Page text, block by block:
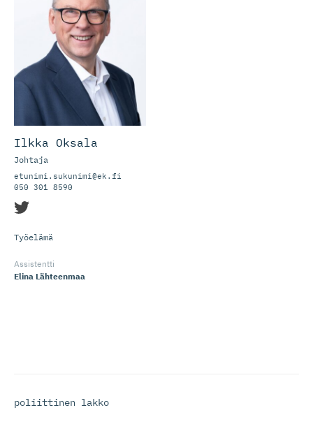
Ilkka Oksala
Johtaja
etunimi.sukunimi@ek.fi
050 301 8590
Työelämä
Assistentti
Elina Lähteenmaa
poliittinen lakko